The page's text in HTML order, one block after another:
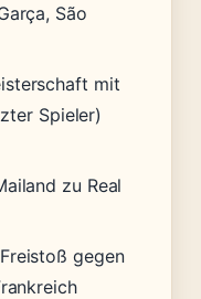
São
mit
Spieler)
zu Real
gegen